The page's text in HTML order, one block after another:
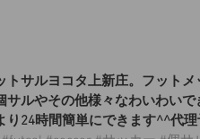
サルヨコタ上新庄。フットメ
ルやその他様々なわいわいで
り24時間簡単にできます^^代理